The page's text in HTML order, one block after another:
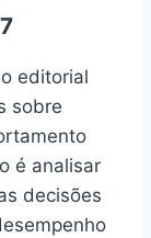
editorial
sobre
é analisar
decisões